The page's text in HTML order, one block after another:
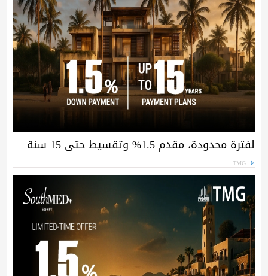
لفترة محدودة، مقدم 1.5% وتقسيط حتى 15 سنة
TMG